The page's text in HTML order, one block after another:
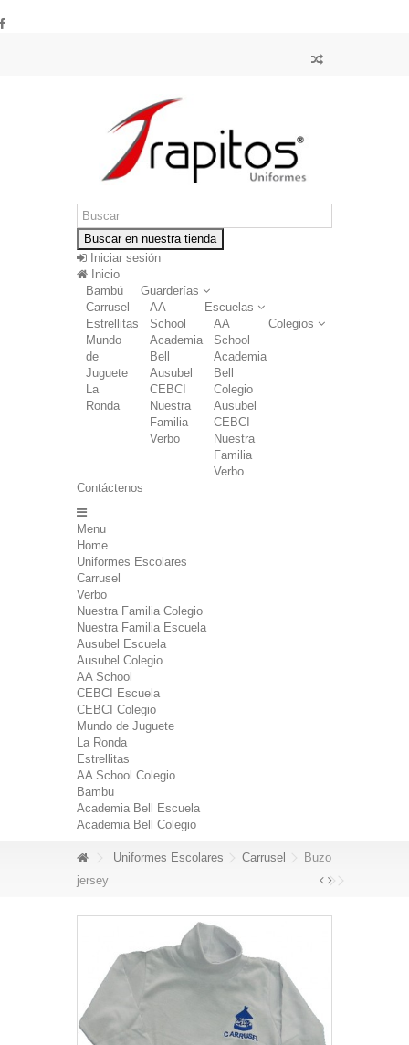
Buscar en nuestra tienda
Iniciar sesión
Inicio
Guarderías
Bambú
Carrusel
Estrellitas
Mundo
de
Juguete
La
Ronda
Escuelas
AA
School
Academia
Bell
Ausubel
CEBCI
Nuestra
Familia
Verbo
Colegios
AA
School
Academia
Bell
Colegio
Ausubel
CEBCI
Nuestra
Familia
Verbo
Contáctenos
Menu
Home
Uniformes Escolares
Carrusel
Verbo
Nuestra Familia Colegio
Nuestra Familia Escuela
Ausubel Escuela
Ausubel Colegio
AA School
CEBCI Escuela
CEBCI Colegio
Mundo de Juguete
La Ronda
Estrellitas
AA School Colegio
Bambu
Academia Bell Escuela
Academia Bell Colegio
Uniformes Escolares Carrusel
Buzo
jersey